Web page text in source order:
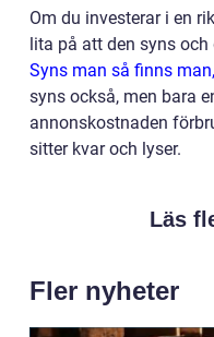
Om du investerar i en
lita på att den syns
Syns man så finns
syns också, men bara
annonskostnaden
sitter kvar och lyser.
Läs
Fler nyheter